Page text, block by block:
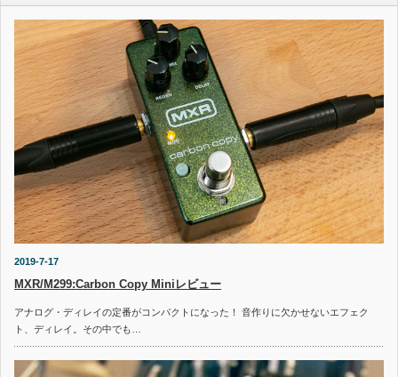
2019-7-17
MXR/M299:Carbon Copy Miniレビュー
アナログ・ディレイの定番がコンパクトになった！ 音作りに欠かせないエフェク
ト、ディレイ。その中でも…